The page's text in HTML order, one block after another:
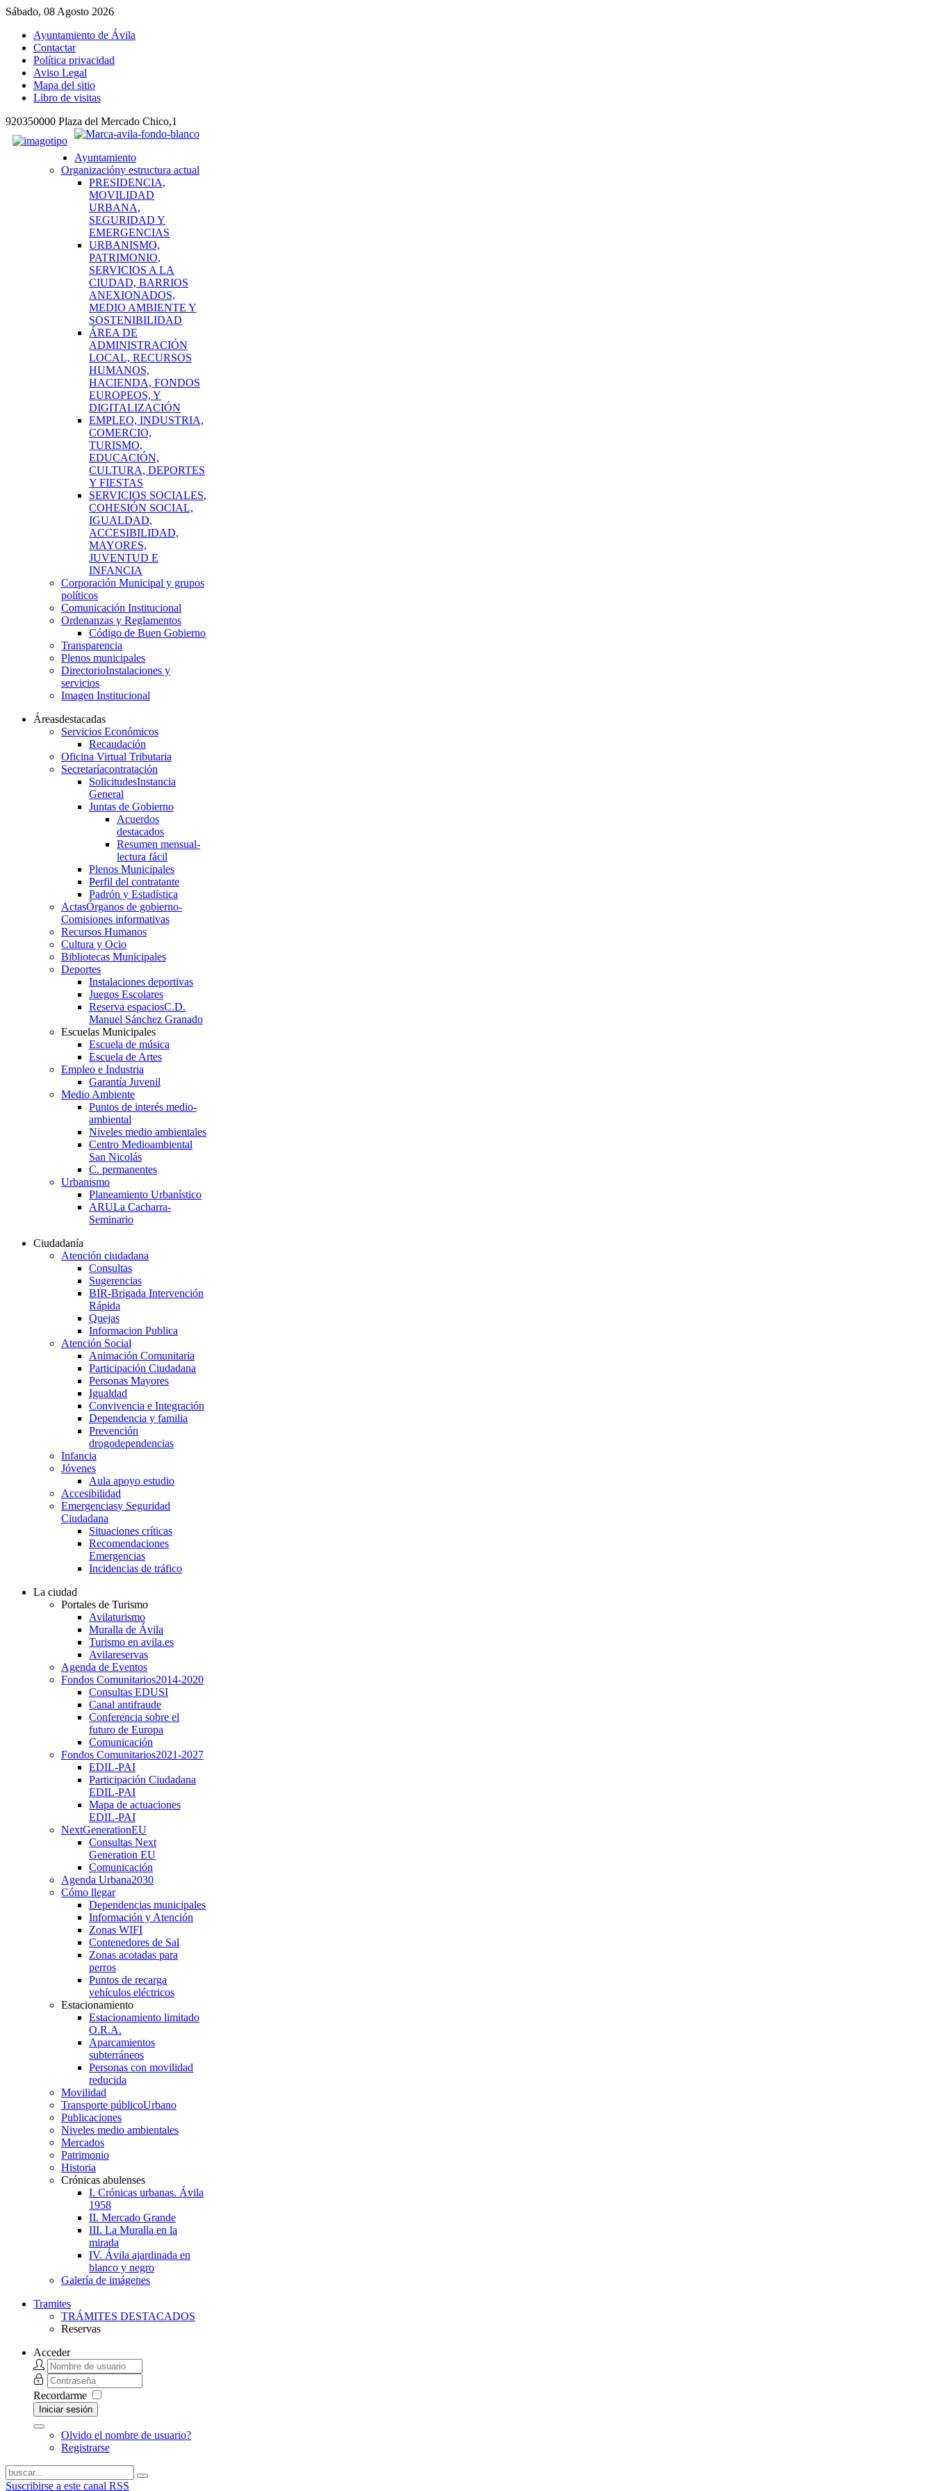
Sábado, 08 Agosto 2026
Ayuntamiento de Ávila
Contactar
Política privacidad
Aviso Legal
Mapa del sitio
Libro de visitas
920350000 Plaza del Mercado Chico,1
Ayuntamiento
Organizacióny estructura actual
PRESIDENCIA,
MOVILIDAD
URBANA,
SEGURIDAD Y
EMERGENCIAS
URBANISMO,
PATRIMONIO,
SERVICIOS A LA
CIUDAD, BARRIOS
ANEXIONADOS,
MEDIO AMBIENTE Y
SOSTENIBILIDAD
ÁREA DE
ADMINISTRACIÓN
LOCAL, RECURSOS
HUMANOS,
HACIENDA, FONDOS
EUROPEOS, Y
DIGITALIZACIÓN
EMPLEO, INDUSTRIA,
COMERCIO,
TURISMO,
EDUCACIÓN,
CULTURA, DEPORTES
Y FIESTAS
SERVICIOS SOCIALES,
COHESIÓN SOCIAL,
IGUALDAD,
ACCESIBILIDAD,
MAYORES,
JUVENTUD E
INFANCIA
Corporación Municipal y grupos
políticos
Comunicación Institucional
Ordenanzas y Reglamentos
Código de Buen Gobierno
Transparencia
Plenos municipales
DirectorioInstalaciones y
servicios
Imagen Institucional
Áreasdestacadas
Servicios Económicos
Recaudación
Oficina Virtual Tributaria
Secretaríacontratación
SolicitudesInstancia
General
Juntas de Gobierno
Acuerdos
destacados
Resumen mensual-
lectura fácil
Plenos Municipales
Perfil del contratante
Padrón y Estadística
ActasÓrganos de gobierno-
Comisiones informativas
Recursos Humanos
Cultura y Ocio
Bibliotecas Municipales
Deportes
Instalaciones deportivas
Juegos Escolares
Reserva espaciosC.D.
Manuel Sánchez Granado
Escuelas Municipales
Escuela de música
Escuela de Artes
Empleo e Industria
Garantía Juvenil
Medio Ambiente
Puntos de interés medio-
ambiental
Niveles medio ambientales
Centro Medioambiental
San Nicolás
C. permanentes
Urbanismo
Planeamiento Urbanístico
ARULa Cacharra-
Seminario
Ciudadanía
Atención ciudadana
Consultas
Sugerencias
BIR-Brigada Intervención
Rápida
Quejas
Informacion Publica
Atención Social
Animación Comunitaria
Participación Ciudadana
Personas Mayores
Igualdad
Convivencia e Integración
Dependencia y familia
Prevención
drogodependencias
Infancia
Jóvenes
Aula apoyo estudio
Accesibilidad
Emergenciasy Seguridad
Ciudadana
Situaciones críticas
Recomendaciones
Emergencias
Incidencias de tráfico
La ciudad
Portales de Turismo
Avilaturismo
Muralla de Ávila
Turismo en avila.es
Avilareservas
Agenda de Eventos
Fondos Comunitarios2014-2020
Consultas EDUSI
Canal antifraude
Conferencia sobre el
futuro de Europa
Comunicación
Fondos Comunitarios2021-2027
EDIL-PAI
Participación Ciudadana
EDIL-PAI
Mapa de actuaciones
EDIL-PAI
NextGenerationEU
Consultas Next
Generation EU
Comunicación
Agenda Urbana2030
Cómo llegar
Dependencias municipales
Información y Atención
Zonas WIFI
Contenedores de Sal
Zonas acotadas para
perros
Puntos de recarga
vehículos eléctricos
Estacionamiento
Estacionamiento limitado
O.R.A.
Aparcamientos
subterráneos
Personas con movilidad
reducida
Movilidad
Transporte públicoUrbano
Publicaciones
Niveles medio ambientales
Mercados
Patrimonio
Historia
Crónicas abulenses
I. Crónicas urbanas. Ávila
1958
II. Mercado Grande
III. La Muralla en la
mirada
IV. Ávila ajardinada en
blanco y negro
Galería de imágenes
Tramites
TRÁMITES DESTACADOS
Reservas
Acceder
Recordarme
Iniciar sesión
Olvido el nombre de usuario?
Registrarse
Suscribirse a este canal RSS